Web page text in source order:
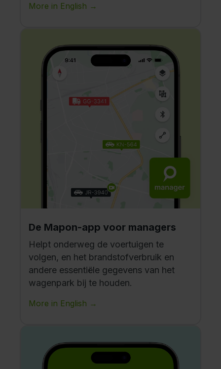
More in English →
De Mapon-app voor managers
Helpt onderweg de voertuigen te
volgen, en het brandstofverbruik en
andere essentiële gegevens van het
wagenpark bij te houden.
More in English →